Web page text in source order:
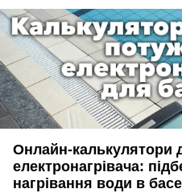
Онлайн-калькулятори
електронагрівача:
нагрівання води в